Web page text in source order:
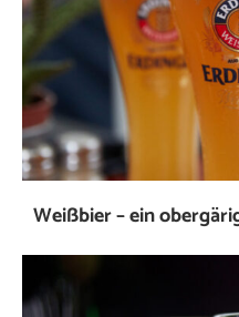
Weißbier – ein